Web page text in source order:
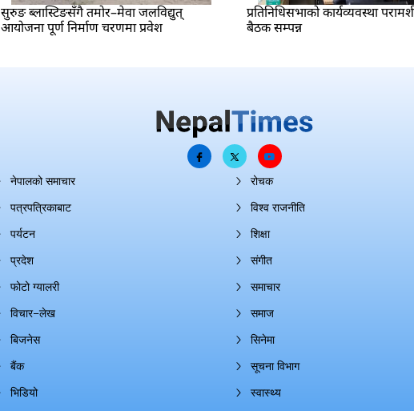
सुरुङ ब्लास्टिङसँगै तमोर–मेवा जलविद्युत्
आयोजना पूर्ण निर्माण चरणमा प्रवेश
प्रतिनिधिसभाको कार्यव्यवस्था
बैठक सम्पन्न
नेपालको समाचार
पत्रपत्रिकाबाट
पर्यटन
प्रदेश
फोटो ग्यालरी
विचार–लेख
बिजनेस
बैंक
भिडियो
रोचक
विश्व राजनीति
शिक्षा
संगीत
समाचार
समाज
सिनेमा
सूचना विभाग
स्वास्थ्य